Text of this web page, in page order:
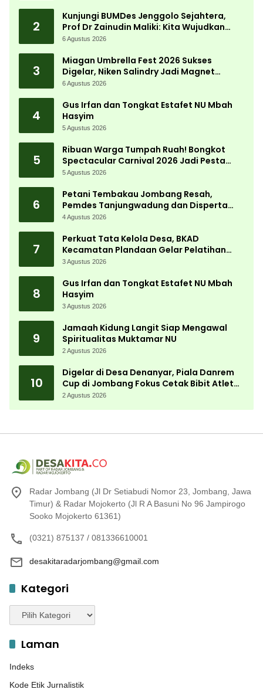
2
Kunjungi BUMDes Jenggolo Sejahtera,
Prof Dr Zainudin Maliki: Kita Wujudkan
Kemandirian Ekonomi dengan Potensi
6 Agustus 2026
3
Miagan Umbrella Fest 2026 Sukses
Digelar, Niken Salindry Jadi Magnet
Ribuan Pengunjung
6 Agustus 2026
4
Gus Irfan dan Tongkat Estafet NU Mbah
Hasyim
5 Agustus 2026
5
Ribuan Warga Tumpah Ruah! Bongkot
Spectacular Carnival 2026 Jadi Pesta
Kemerdekaan Terbesar di Peterongan
5 Agustus 2026
6
Petani Tembakau Jombang Resah,
Pemdes Tanjungwadung dan Disperta
Bergerak Cepat
4 Agustus 2026
7
Perkuat Tata Kelola Desa, BKAD
Kecamatan Plandaan Gelar Pelatihan
Aparatur Pemdes
3 Agustus 2026
8
Gus Irfan dan Tongkat Estafet NU Mbah
Hasyim
3 Agustus 2026
9
Jamaah Kidung Langit Siap Mengawal
Spiritualitas Muktamar NU
2 Agustus 2026
10
Digelar di Desa Denanyar, Piala Danrem
Cup di Jombang Fokus Cetak Bibit Atlet
Menembak Berprestasi
2 Agustus 2026
Radar Jombang (Jl Dr Setiabudi Nomor 23, Jombang, Jawa
Timur) & Radar Mojokerto (Jl R A Basuni No 96 Jampirogo
Sooko Mojokerto 61361)
(0321) 875137 / 081336610001
desakitaradarjombang@gmail.com
Kategori
Kategori
Laman
Indeks
Kode Etik Jurnalistik